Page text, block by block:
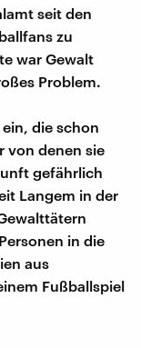
seit den
zu
war Gewalt
Problem.
die schon
von denen sie
gefährlich
Langem in der
in die
aus
Fußballspiel